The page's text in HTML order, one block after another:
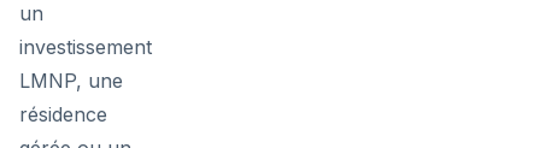
un
investissement
LMNP, une
résidence